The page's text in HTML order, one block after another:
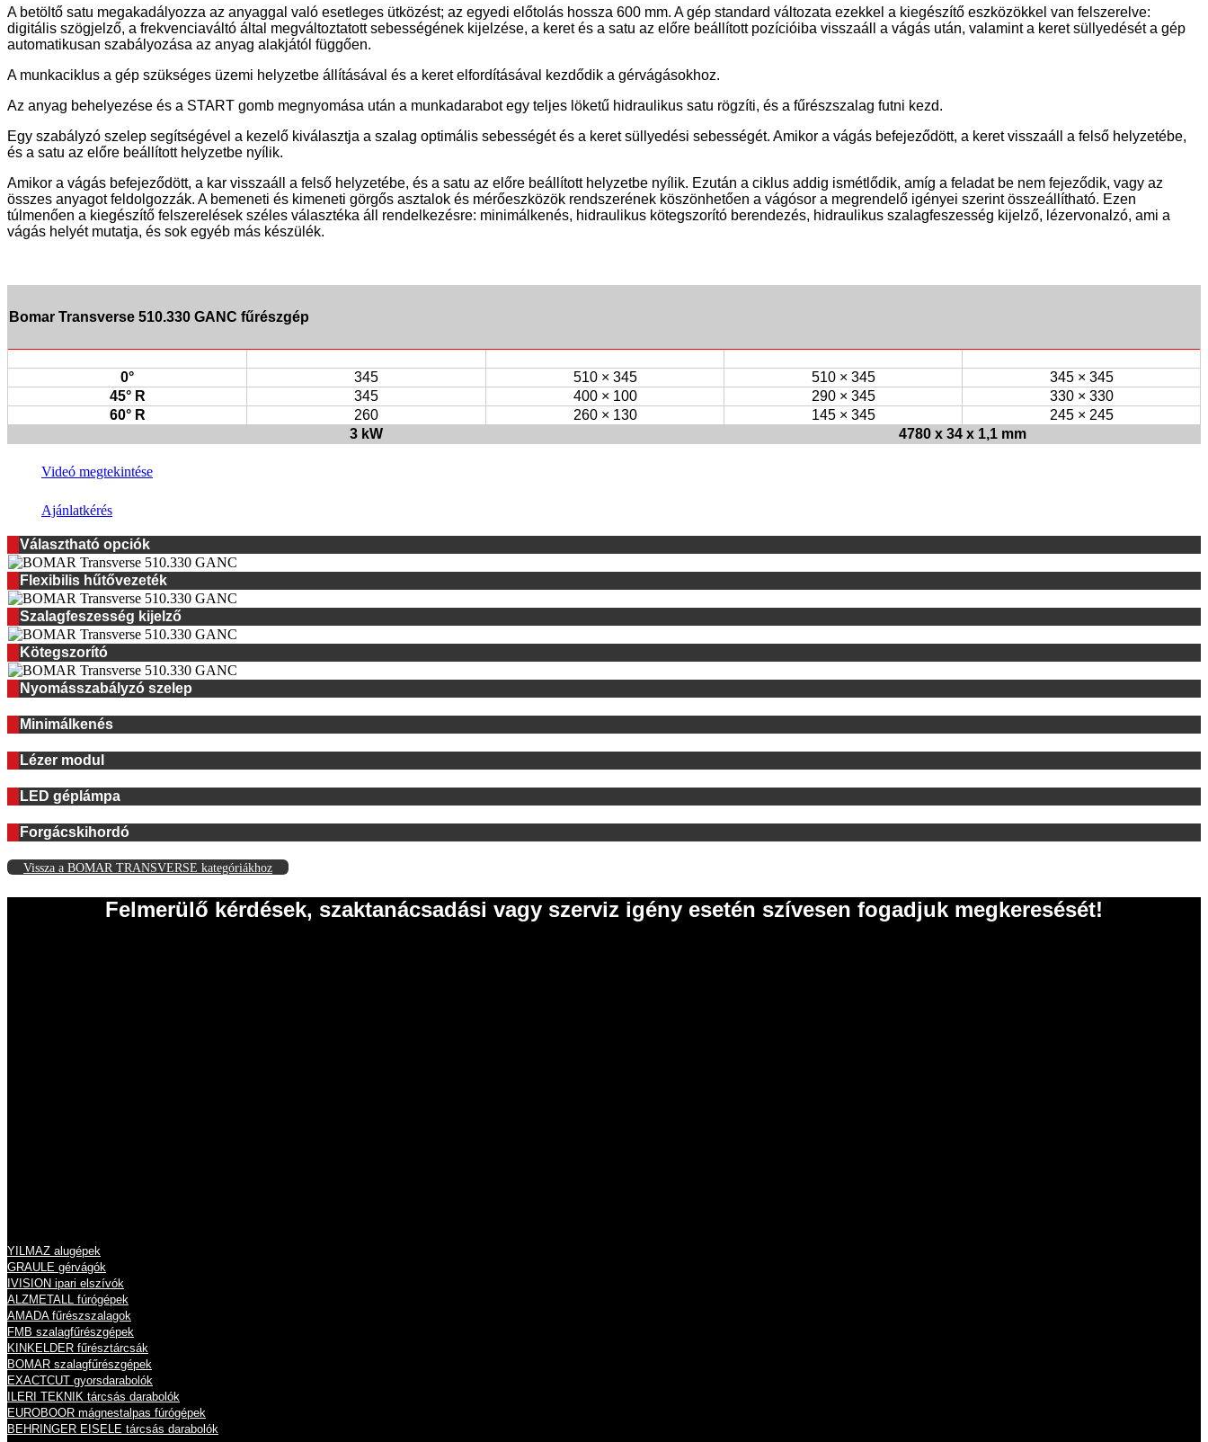
A betöltő satu megakadályozza az anyaggal való esetleges ütközést; az egyedi előtolás hossza 600 mm. A gép standard változata ezekkel a kiegészítő eszközökkel van felszerelve:
digitális szögjelző, a frekvenciaváltó által megváltoztatott sebességének kijelzése, a keret és a satu az előre beállított pozícióiba visszaáll a vágás után, valamint a keret süllyedését a gép
automatikusan szabályozása az anyag alakjától függően.
A munkaciklus a gép szükséges üzemi helyzetbe állításával és a keret elfordításával kezdődik a gérvágásokhoz.
Az anyag behelyezése és a START gomb megnyomása után a munkadarabot egy teljes löketű hidraulikus satu rögzíti, és a fűrészszalag futni kezd.
Egy szabályzó szelep segítségével a kezelő kiválasztja a szalag optimális sebességét és a keret süllyedési sebességét. Amikor a vágás befejeződött, a keret visszaáll a felső helyzetébe,
és a satu az előre beállított helyzetbe nyílik.
Amikor a vágás befejeződött, a kar visszaáll a felső helyzetébe, és a satu az előre beállított helyzetbe nyílik. Ezután a ciklus addig ismétlődik, amíg a feladat be nem fejeződik, vagy az
összes anyagot feldolgozzák. A bemeneti és kimeneti görgős asztalok és mérőeszközök rendszerének köszönhetően a vágósor a megrendelő igényei szerint összeállítható. Ezen
túlmenően a kiegészítő felszerelések széles választéka áll rendelkezésre: minimálkenés, hidraulikus kötegszorító berendezés, hidraulikus szalagfeszesség kijelző, lézervonalzó, ami a
vágás helyét mutatja, és sok egyéb más készülék.
Bomar Transverse 510.330 GANC fűrészgép
0° 345 510 × 345 510 × 345
345 × 345
45° R
345 400 × 100 290 × 345
330 × 330
60° R
260 260 × 130 145 × 345
245 × 245
3 kW
4780 x 34 x 1,1 mm
Videó megtekintése
Ajánlatkérés
Választható opciók
Flexibilis hűtővezeték
Szalagfeszesség kijelző
Kötegszorító
Nyomásszabályzó szelep
Minimálkenés
Lézer modul
LED géplámpa
Forgácskihordó
Vissza a BOMAR TRANSVERSE kategóriákhoz
Felmerülő kérdések, szaktanácsadási vagy szerviz igény esetén szívesen fogadjuk megkeresését!
YILMAZ alugépek
GRAULE gérvágók
IVISION ipari elszívók
ALZMETALL fúrógépek
AMADA fűrészszalagok
FMB szalagfűrészgépek
KINKELDER fűrésztárcsák
BOMAR szalagfűrészgépek
EXACTCUT gyorsdarabolók
ILERI TEKNIK tárcsás darabolók
EUROBOOR mágnestalpas fúrógépek
BEHRINGER EISELE tárcsás darabolók